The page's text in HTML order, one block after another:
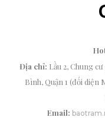
Địa chỉ: Lầu 2, Chung
Bình, Quận 1 (đối diện
Email: